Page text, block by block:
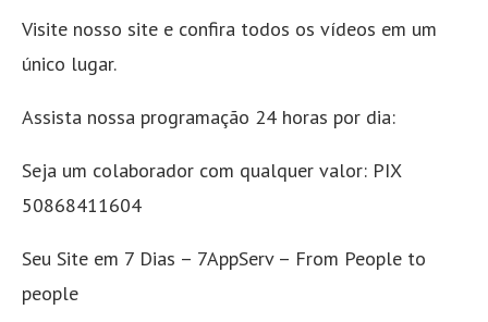
Visite nosso site e confira todos os vídeos em um
único lugar.
Assista nossa programação 24 horas por dia:
Seja um colaborador com qualquer valor: PIX
50868411604
Seu Site em 7 Dias – 7AppServ – From People to
people